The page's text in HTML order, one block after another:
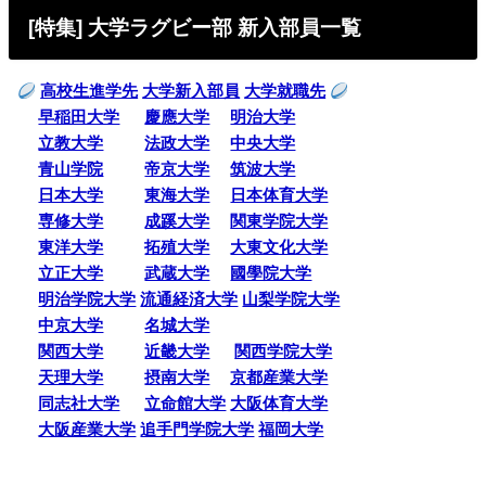
[特集] 大学ラグビー部 新入部員一覧
高校生進学先 大学新入部員 大学就職先
早稲田大学
慶應大学
明治大学
立教大学
法政大学
中央大学
青山学院
帝京大学
筑波大学
日本大学
東海大学
日本体育大学
専修大学
成蹊大学
関東学院大学
東洋大学
拓殖大学
大東文化大学
立正大学
武蔵大学
國學院大学
明治学院大学 流通経済大学 山梨学院大学
中京大学
名城大学
関西大学
近畿大学
関西学院大学
天理大学
摂南大学
京都産業大学
同志社大学
立命館大学 大阪体育大学
大阪産業大学 追手門学院大学 福岡大学